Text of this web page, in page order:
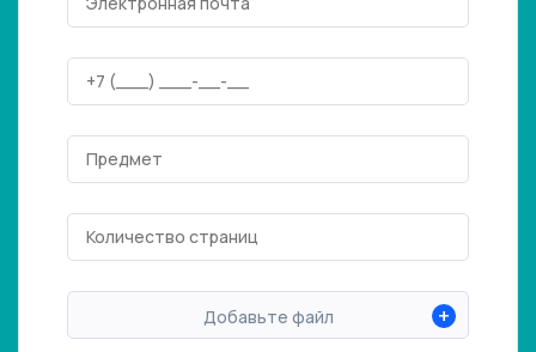
Добавьте файл +